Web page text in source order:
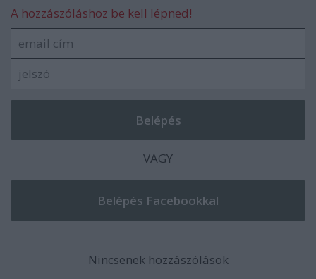
A hozzászóláshoz be kell lépned!
VAGY
Nincsenek hozzászólások